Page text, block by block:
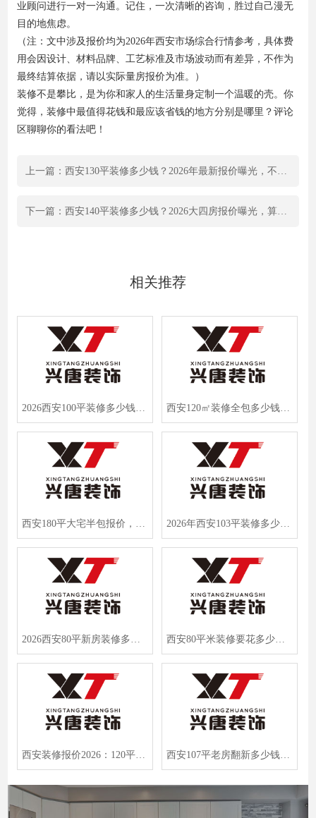
业顾问进行一对一沟通。记住，一次清晰的咨询，胜过自己漫无
目的地焦虑。
（注：文中涉及报价均为2026年西安市场综合行情参考，具体费
用会因设计、材料品牌、工艺标准及市场波动而有差异，不作为
最终结算依据，请以实际量房报价为准。）
装修不是攀比，是为你和家人的生活量身定制一个温暖的壳。你
觉得，装修中最值得花钱和最应该省钱的地方分别是哪里？评论
区聊聊你的看法吧！
上一篇：西安130平装修多少钱？2026年最新报价曝光，不同档次差价惊人
下一篇：西安140平装修多少钱？2026大四房报价曝光，算完惊了！
相关推荐
2026西安100平装修多少钱？业主实测价格曝光，半包全包费用明细 西安120㎡装修全包多少钱？2026年刚需与改善报价清单曝光
西安180平大宅半包报价，自有工人施工收费标准 2026年西安103平装修多少钱？兴唐装饰解析半包全包真实报价
2026西安80平新房装修多少钱？实测报价清单，避开增项坑 西安80平米装修要花多少钱？2026最新整装报价明细及省钱避坑全攻略
西安装修报价2026：120平房子装下来到底多少钱？全面积户型真实花费汇总 西安107平老房翻新多少钱？2026年西安装修报价避坑指南